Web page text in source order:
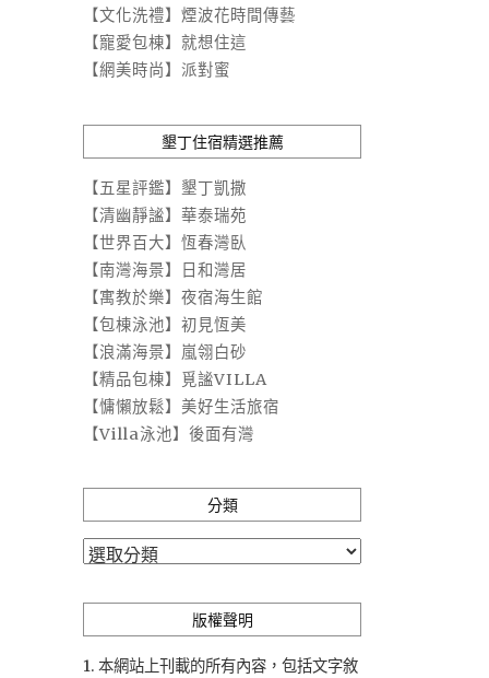
【文化洗禮】煙波花時間傳藝
【寵愛包棟】就想住這
【網美時尚】派對蜜
墾丁住宿精選推薦
【五星評鑑】墾丁凱撒
【清幽靜謐】華泰瑞苑
【世界百大】恆春灣臥
【南灣海景】日和灣居
【寓教於樂】夜宿海生館
【包棟泳池】初見恆美
【浪滿海景】嵐翎白砂
【精品包棟】覓謐VILLA
【慵懶放鬆】美好生活旅宿
【Villa泳池】後面有灣
分類
分
版權聲明
1. 本網站上刊載的所有內容，包括文字敘